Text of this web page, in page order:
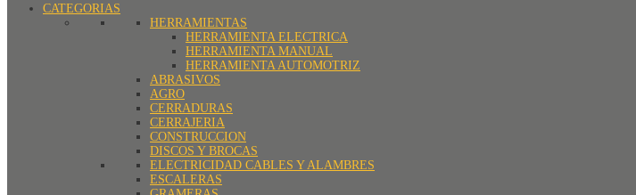
CATEGORIAS
HERRAMIENTAS
HERRAMIENTA ELECTRICA
HERRAMIENTA MANUAL
HERRAMIENTA AUTOMOTRIZ
ABRASIVOS
AGRO
CERRADURAS
CERRAJERIA
CONSTRUCCION
DISCOS Y BROCAS
ELECTRICIDAD CABLES Y ALAMBRES
ESCALERAS